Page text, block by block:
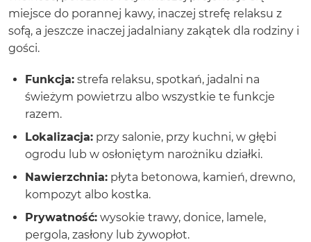
miejsce do porannej kawy, inaczej strefę relaksu z
sofą, a jeszcze inaczej jadalniany zakątek dla rodziny i
gości.
Funkcja: strefa relaksu, spotkań, jadalni na
świeżym powietrzu albo wszystkie te funkcje
razem.
Lokalizacja: przy salonie, przy kuchni, w głębi
ogrodu lub w osłoniętym narożniku działki.
Nawierzchnia: płyta betonowa, kamień, drewno,
kompozyt albo kostka.
Prywatność: wysokie trawy, donice, lamele,
pergola, zasłony lub żywopłot.